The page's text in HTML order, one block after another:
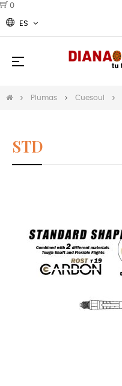
0
ES
Navegación
☰
Plumas Cuesoul
STD